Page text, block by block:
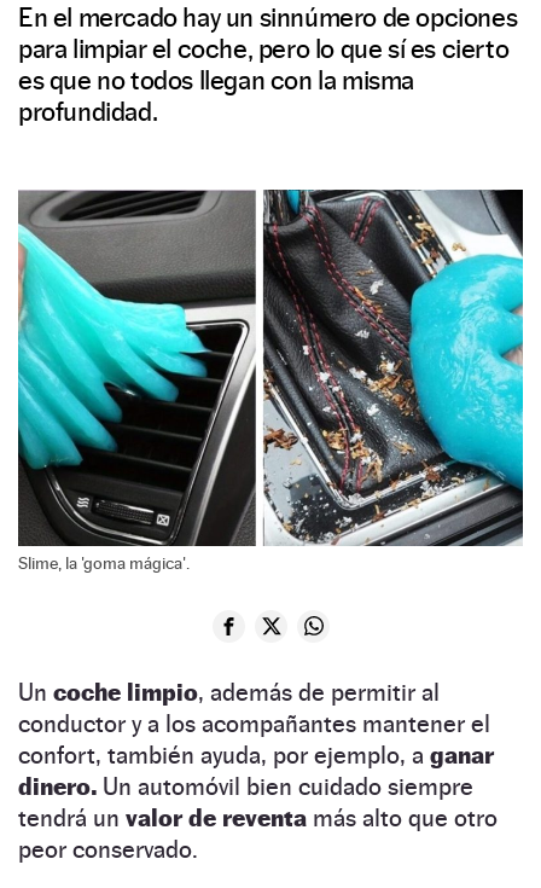
En el mercado hay un sinnúmero de opciones
para limpiar el coche, pero lo que sí es cierto
es que no todos llegan con la misma
profundidad.
Slime, la 'goma mágica'.
Un coche limpio, además de permitir al
conductor y a los acompañantes mantener el
confort, también ayuda, por ejemplo, a ganar
dinero. Un automóvil bien cuidado siempre
tendrá un valor de reventa más alto que otro
peor conservado.